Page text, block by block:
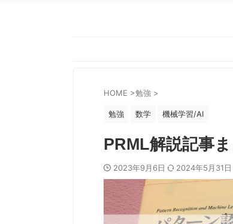
HOME >勉強 >
勉強 数学 機械学習/AI
PRML解説記事
2023年9月6日 2024年5月31日